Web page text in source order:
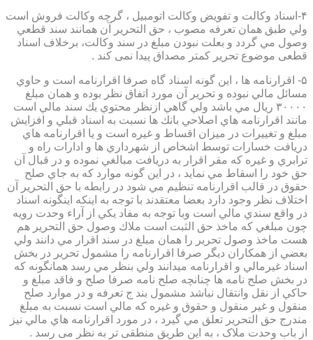
۴-اسناد وكالت و تفويض وكالت اتومبيل ، گرچه وكالت فروش است
ولي طبق همان تعرفه مصوب ، حق التحرير آن همانند سند قطعي
وصول مي گردد و بعلت نبودن مبلغ در سند وكالت، برخلاف اسناد
قطعی موضوع تحریر کمتر مصداق پیدا نمی کند .
۵- اقرارنامه ها ، اين گونه اسناد گاه صرفا اقرارنامه است و حاوي
مسائل مالي نبوده و تحرير آن مورد اتفاق نظر بوده و همان مبلغ
۳۰۰۰۰ ريال مي باشد ولي گاهي ازنظر محتوي يك سند مالي است
مانند اقرارنامه هاي اصلاحي بانك ها نسبت به اسناد قبلي و افزايش
مبلغ و تغييرات در ميزان اقساط و غيره است و يا اقرارنامه هاي
دريافت خسارات توسط اشخاص از شهرداري ها و ادارات راه و
ترابري و غيره كه مقر اقرار به دريافت مبالغي نموده و در قبال آن
حق خود را اسقاط مي نمايد ، در اين گونه موارد كه به جاي صلح
حقوق در قالب اقرارنامه تنظيم مي شود در رابطه با حق التحرير آن
اختلاف نظر وجود دارد بعضا معتقدند با توجه به اينكه اينگونه اسناد
در واقع سندي مالي است وبا توجه به مفاد يكي از آراء وحدت رويه
چون مبلغي كه ماخذ حق الثبت است ملاك وصول حق التحرير هم
هست ماخذ وصول تحرير را همان مبلغ در سند اقرار مي دانند ولي
بعضي از همكاران ديگر صرفا اقرارنامه را مشمول تحرير در بخش
اسناد غيرمالي و اقرارنامه ميدانند ولي بنظر مي رسد همانگونه كه
در بخش صلح نامه ها چنانچه صلح نامه صرفا صلح و فاقد مبلغ و
حاكي از نقل وانتقال نباشد مشمول بند ج تعرفه و در موارد صلح
منقول و غير منقول و حقوق و غيره كه مالي است نسبت به مبلغ
مندرج حق التحرير تعلق مي گيرد ، در مورد اقرارنامه هاي مالي نيز
از باب وحدت ملاک ، به این طریق منطقی تر به نظر می رسد .